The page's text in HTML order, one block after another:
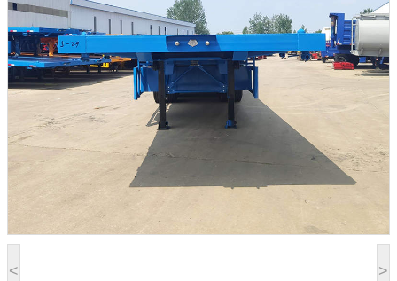
< >